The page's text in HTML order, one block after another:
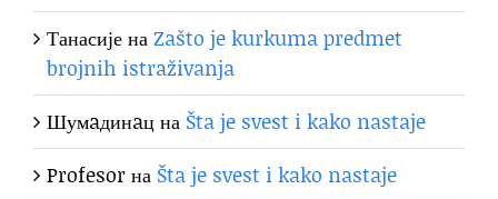
ТанасијенаZašto je kurkuma predmet
brojnih istraživanja
Шумaдинaцна Šta je svest i kako nastaje
Profesorна Šta je svest i kako nastaje